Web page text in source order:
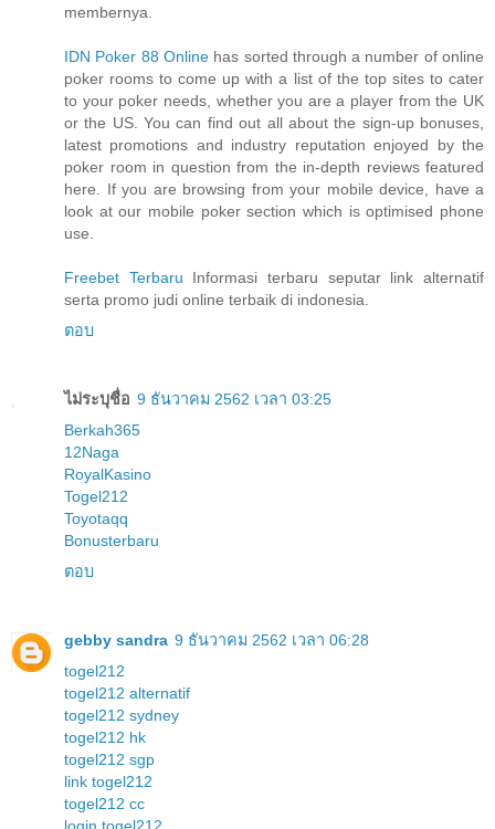
membernya.
IDN Poker 88 Onlinehas sorted through a number of online
poker rooms to come up with a list of the top sites to cater
to your poker needs, whether you are a player from the UK
or the US. You can find out all about the sign-up bonuses,
latest promotions and industry reputation enjoyed by the
poker room in question from the in-depth reviews featured
here. If you are browsing from your mobile device, have a
look at our mobile poker section which is optimised phone
use.
Freebet Terbaru Informasi terbaru seputar link alternatif
serta promo judi online terbaik di indonesia.
ตอบ
ไม่ระบุชื่อ 9 ธันวาคม 2562 เวลา 03:25
Berkah365
12Naga
RoyalKasino
Togel212
Toyotaqq
Bonusterbaru
ตอบ
gebby sandra 9 ธันวาคม 2562 เวลา 06:28
togel212
togel212 alternatif
togel212 sydney
togel212 hk
togel212 sgp
link togel212
togel212 cc